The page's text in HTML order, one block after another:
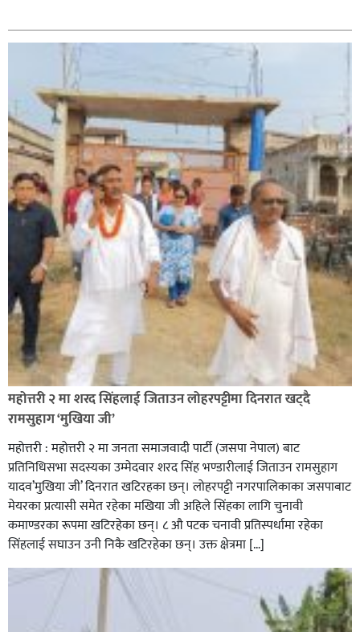
सिराहा-२ मा संजय यादव भिड्ने !
रक्तदान सेवामा जिल्लामै दोस्रो स्थान ल्याएकोमा जनमत नेताद्वय
रेडक्रस सिराहा द्वारा सम्मानित
सिराहाको औरहीमा जेन-जी भेला सम्पन्न
महोत्तरी २ मा शरद सिंहलाई जिताउन लोहरपट्टीमा दिनरात खट्दै
रामसुहाग ‘मुखिया जी’
महोत्तरी : महोत्तरी २ मा जनता समाजवादी पार्टी (जसपा नेपाल) बाट
प्रतिनिधिसभा सदस्यका उम्मेदवार शरद सिंह भण्डारीलाई जिताउन रामसुहाग
यादव’मुखिया जी’ दिनरात खटिरहका छन्। लोहरपट्टी नगरपालिकाका जसपाबाट
मेयरका प्रत्यासी समेत रहेका मखिया जी अहिले सिंहका लागि चुनावी
कमाण्डरका रूपमा खटिरहेका छन्। ८ औ पटक चनावी प्रतिस्पर्धामा रहेका
सिंहलाई सघाउन उनी निकै खटिरहेका छन्। उक्त क्षेत्रमा […]